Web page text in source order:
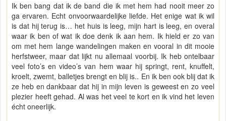
Ik ben bang dat ik de band die ik met hem had nooit meer zo
ga ervaren. Echt onvoorwaardelijke liefde. Het enige wat ik wil
is dat hij terug is… het huis is leeg, mijn hart is leeg, en overal
waar ik ben of wat ik doe denk ik aan hem. Ik hield er zo van
om met hem lange wandelingen maken en vooral in dit mooie
herfstweer, maar dat lijkt nu allemaal voorbij. Ik heb ontelbaar
veel foto’s en video’s van hem waar hij springt, rent, knuffelt,
kroelt, zwemt, balletjes brengt en blij is.. En ik ben ook blij dat ik
ze heb en dankbaar dat hij in mijn leven is geweest en zo veel
plezier heeft gehad. Al was het veel te kort en ik vind het leven
écht oneerlijk.